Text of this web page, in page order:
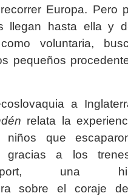
Europa. Pero
llegan hasta ella y
voluntaria,
pequeños
a
relata la
niños que
gracias a los
una
sobre el coraje